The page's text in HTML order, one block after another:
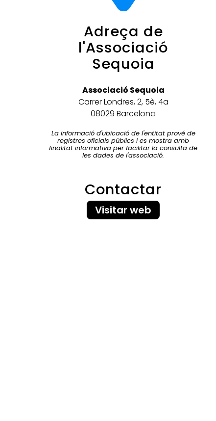
Adreça de
l'Associació
Sequoia
Associació Sequoia
Carrer Londres, 2, 5è, 4a
08029 Barcelona
La informació d'ubicació de l'entitat prové de
registres oficials públics i es mostra amb
finalitat informativa per facilitar la consulta de
les dades de l'associació.
Contactar
Visitar web